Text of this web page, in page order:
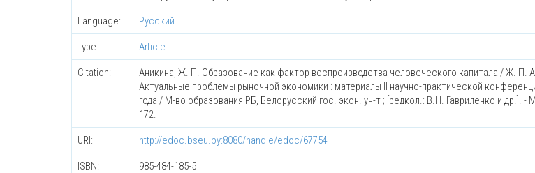
Language: Русский
Type: Article
Citation:
Аникина, Ж. П. Образование как фактор воспроизводства человеческого капитала / Ж. П.
Актуальные проблемы рыночной экономики : материалы II научно-практической
года / М-во образования РБ, Белорусский гос. экон. ун-т ; [редкол.: В.Н. Гавриленко и др.]. -
172.
URI: http://edoc.bseu.by:8080/handle/edoc/67754
ISBN: 985-484-185-5